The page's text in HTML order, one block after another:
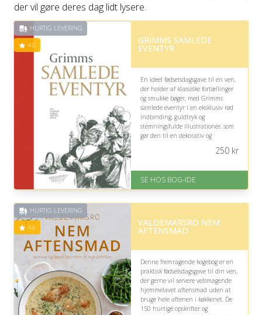
der vil gøre deres dag lidt lysere.
HURTIG LEVERING
4.6 GRIMMS SAMLEDE
EVENTYR
En ideel fødselsdagsgave til en ven,
der holder af klassiske fortællinger
og smukke bøger, med Grimms
samlede eventyr i en eksklusiv rød
indbinding, guldtryk og
stemningsfulde illustrationer, som
gør den til en dekorativ og
På lager
Levering: 1-3 hverdage -
Gratis fragt
på 4.6 ud af 5
250kr
SE HOS BOG-IDE
HURTIG LEVERING
4.6 VALDEMARSRO NEM
AFTENSMAD
Denne fremragende kogebog er en
praktisk fødselsdagsgave til din ven,
der gerne vil servere velsmagende
hjemmelavet aftensmad uden at
bruge hele aftenen i køkkenet. De
150 hurtige opskrifter og